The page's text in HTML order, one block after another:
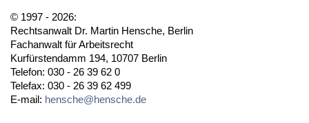
© 1997 - 2026:
Rechtsanwalt Dr. Martin Hensche, Berlin
Fachanwalt für Arbeitsrecht
Kurfürstendamm 194, 10707 Berlin
Telefon: 030 - 26 39 62 0
Telefax: 030 - 26 39 62 499
E-mail: hensche@hensche.de